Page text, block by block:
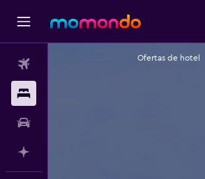
Ofertas de hotel